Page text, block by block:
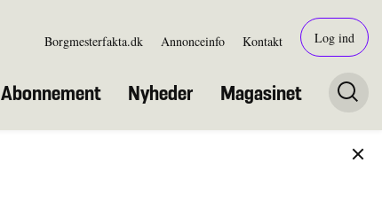
Borgmesterfakta.dk Annonceinfo Kontakt Log ind
Abonnement Nyheder Magasinet